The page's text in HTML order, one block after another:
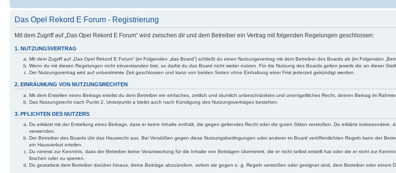
Das Opel Rekord E Forum - Registrierung
Mit dem Zugriff auf „Das Opel Rekord E Forum“ wird zwischen dir und dem Betreiber ein Vertrag mit folgenden Regelungen geschlossen:
1. NUTZUNGSVERTRAG
Mit dem Zugriff auf „Das Opel Rekord E Forum“ (im Folgenden „das Board“) schließt du einen Nutzungsvertrag mit dem Betreiber des Boards ab (im Folgenden
Wenn du mit diesen Regelungen nicht einverstanden bist, so darfst du das Board nicht weiter nutzen. Für die Nutzung des Boards gelten jeweils die an dieser
Der Nutzungsvertrag wird auf unbestimmte Zeit geschlossen und kann von beiden Seiten ohne Einhaltung einer Frist jederzeit gekündigt werden.
2. EINRÄUMUNG VON NUTZUNGSRECHTEN
Mit dem Erstellen eines Beitrags erteilst du dem Betreiber ein einfaches, zeitlich und räumlich unbeschränktes und unentgeltliches Recht, deinen Beitrag im
Das Nutzungsrecht nach Punkt 2, Unterpunkt a bleibt auch nach Kündigung des Nutzungsvertrages bestehen.
3. PFLICHTEN DES NUTZERS
Du erklärst mit der Erstellung eines Beitrags, dass er keine Inhalte enthält, die gegen geltendes Recht oder die guten Sitten verstoßen. Du erklärst
verwenden.
Der Betreiber des Boards übt das Hausrecht aus. Bei Verstößen gegen diese Nutzungsbedingungen oder anderer im Board veröffentlichten Regeln kann der
ein Hausverbot erteilen.
Du nimmst zur Kenntnis, dass der Betreiber keine Verantwortung für die Inhalte von Beiträgen übernimmt, die er nicht selbst erstellt hat oder die er nicht zur
löschen oder zu sperren.
Du gestattest dem Betreiber darüber hinaus, deine Beiträge abzuändern, sofern sie gegen o. g. Regeln verstoßen oder geeignet sind, dem Betreiber oder einem